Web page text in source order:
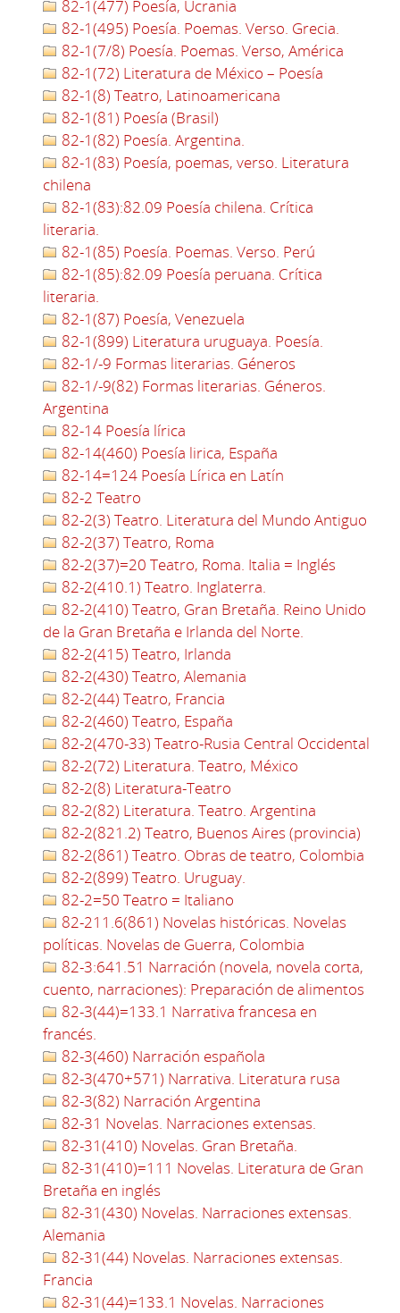
82-1(477) Poesía, Ucrania
82-1(495) Poesía. Poemas. Verso. Grecia.
82-1(7/8) Poesía. Poemas. Verso, América
82-1(72) Literatura de México – Poesía
82-1(8) Teatro, Latinoamericana
82-1(81) Poesía (Brasil)
82-1(82) Poesía. Argentina.
82-1(83) Poesía, poemas, verso. Literatura
chilena
82-1(83):82.09 Poesía chilena. Crítica
literaria.
82-1(85) Poesía. Poemas. Verso. Perú
82-1(85):82.09 Poesía peruana. Crítica
literaria.
82-1(87) Poesía, Venezuela
82-1(899) Literatura uruguaya. Poesía.
82-1/-9 Formas literarias. Géneros
82-1/-9(82) Formas literarias. Géneros.
Argentina
82-14 Poesía lírica
82-14(460) Poesía lirica, España
82-14=124 Poesía Lírica en Latín
82-2 Teatro
82-2(3) Teatro. Literatura del Mundo Antiguo
82-2(37) Teatro, Roma
82-2(37)=20 Teatro, Roma. Italia = Inglés
82-2(410.1) Teatro. Inglaterra.
82-2(410) Teatro, Gran Bretaña. Reino Unido
de la Gran Bretaña e Irlanda del Norte.
82-2(415) Teatro, Irlanda
82-2(430) Teatro, Alemania
82-2(44) Teatro, Francia
82-2(460) Teatro, España
82-2(470-33) Teatro-Rusia Central Occidental
82-2(72) Literatura. Teatro, México
82-2(8) Literatura-Teatro
82-2(82) Literatura. Teatro. Argentina
82-2(821.2) Teatro, Buenos Aires (provincia)
82-2(861) Teatro. Obras de teatro, Colombia
82-2(899) Teatro. Uruguay.
82-2=50 Teatro = Italiano
82-211.6(861) Novelas históricas. Novelas
políticas. Novelas de Guerra, Colombia
82-3:641.51 Narración (novela, novela corta,
cuento, narraciones): Preparación de alimentos
82-3(44)=133.1 Narrativa francesa en
francés.
82-3(460) Narración española
82-3(470+571) Narrativa. Literatura rusa
82-3(82) Narración Argentina
82-31 Novelas. Narraciones extensas.
82-31(410) Novelas. Gran Bretaña.
82-31(410)=111 Novelas. Literatura de Gran
Bretaña en inglés
82-31(430) Novelas. Narraciones extensas.
Alemania
82-31(44) Novelas. Narraciones extensas.
Francia
82-31(44)=133.1 Novelas. Narraciones